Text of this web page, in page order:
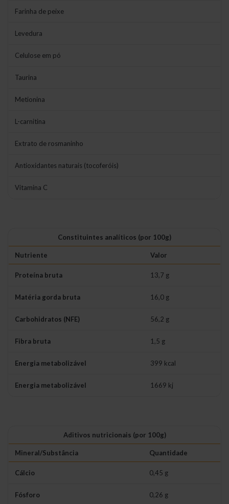
Farinha de peixe
Levedura
Celulose em pó
Taurina
Metionina
L-carnitina
Extrato de rosmaninho
Antioxidantes naturais (tocoferóis)
Vitamina C
Constituintes analíticos (por 100g)
Nutriente Valor
Proteína bruta 13,7 g
Matéria gorda bruta 16,0 g
Carbohidratos (NFE) 56,2 g
Fibra bruta 1,5 g
Energia metabolizável 399 kcal
Energia metabolizável 1669 kj
Aditivos nutricionais (por 100g)
Mineral/Substância Quantidade
Cálcio 0,45 g
Fósforo 0,26 g